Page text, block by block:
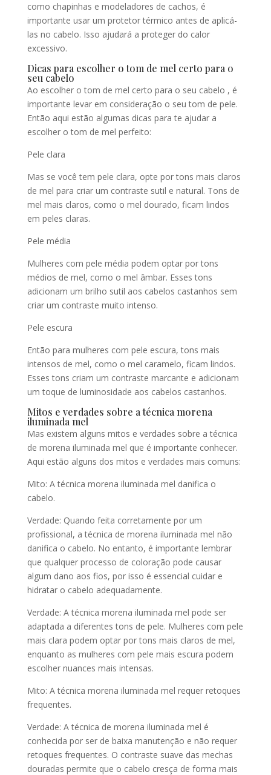
como chapinhas e modeladores de cachos, é
importante usar um protetor térmico antes de aplicá-
las no cabelo. Isso ajudará a proteger do calor
excessivo.
Dicas para escolher o tom de mel certo para o
seu cabelo
Ao escolher o tom de mel certo para o seu cabelo , é
importante levar em consideração o seu tom de pele.
Então aqui estão algumas dicas para te ajudar a
escolher o tom de mel perfeito:
Pele clara
Mas se você tem pele clara, opte por tons mais claros
de mel para criar um contraste sutil e natural. Tons de
mel mais claros, como o mel dourado, ficam lindos
em peles claras.
Pele média
Mulheres com pele média podem optar por tons
médios de mel, como o mel âmbar. Esses tons
adicionam um brilho sutil aos cabelos castanhos sem
criar um contraste muito intenso.
Pele escura
Então para mulheres com pele escura, tons mais
intensos de mel, como o mel caramelo, ficam lindos.
Esses tons criam um contraste marcante e adicionam
um toque de luminosidade aos cabelos castanhos.
Mitos e verdades sobre a técnica morena
iluminada mel
Mas existem alguns mitos e verdades sobre a técnica
de morena iluminada mel que é importante conhecer.
Aqui estão alguns dos mitos e verdades mais comuns:
Mito: A técnica morena iluminada mel danifica o
cabelo.
Verdade: Quando feita corretamente por um
profissional, a técnica de morena iluminada mel não
danifica o cabelo. No entanto, é importante lembrar
que qualquer processo de coloração pode causar
algum dano aos fios, por isso é essencial cuidar e
hidratar o cabelo adequadamente.
Verdade: A técnica morena iluminada mel pode ser
adaptada a diferentes tons de pele. Mulheres com pele
mais clara podem optar por tons mais claros de mel,
enquanto as mulheres com pele mais escura podem
escolher nuances mais intensas.
Mito: A técnica morena iluminada mel requer retoques
frequentes.
Verdade: A técnica de morena iluminada mel é
conhecida por ser de baixa manutenção e não requer
retoques frequentes. O contraste suave das mechas
douradas permite que o cabelo cresça de forma mais